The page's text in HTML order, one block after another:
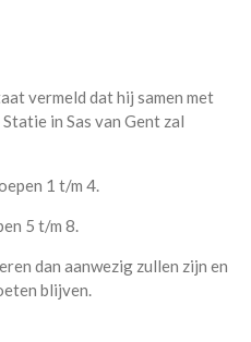
vermeld dat hij samen met
in Sas van Gent zal
1 t/m 4.
5 t/m 8.
dan aanwezig zullen zijn en
blijven.